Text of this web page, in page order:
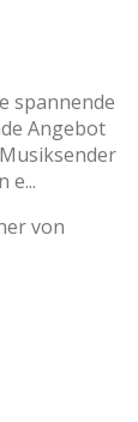
spannende
Angebot
e...
von